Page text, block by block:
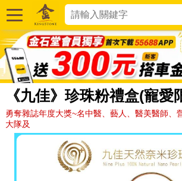
《九佳》珍珠粉禮盒(寵愛
勇奪雜誌年度大獎~名中醫、藝人、醫美醫師、
大隊及